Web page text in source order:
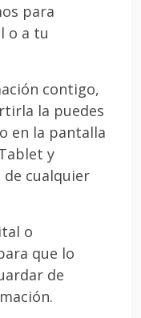
para
o a tu
contigo,
la puedes
en la pantalla
y
de cualquier
o
que lo
de